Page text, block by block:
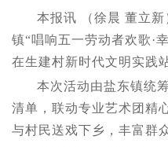
本报讯 （徐晨 董立
镇“唱响五一劳动者欢歌·
在生建村新时代文明实践
本次活动由盐东镇统
清单，联动专业艺术团精
与村民送戏下乡，丰富群